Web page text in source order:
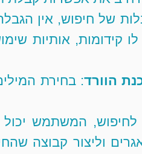
של חיפוש, אין
קידומות, אותיות
הוורד: בחירת
לחיפוש, המשתמש יכול
וליצור קבוצה